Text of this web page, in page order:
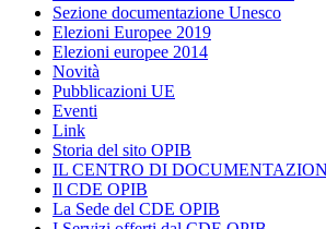
Sezione documentazione Unesco
Elezioni Europee 2019
Elezioni europee 2014
Novità
Pubblicazioni UE
Eventi
Link
Storia del sito OPIB
IL CENTRO DI
Il CDE OPIB
La Sede del CDE OPIB